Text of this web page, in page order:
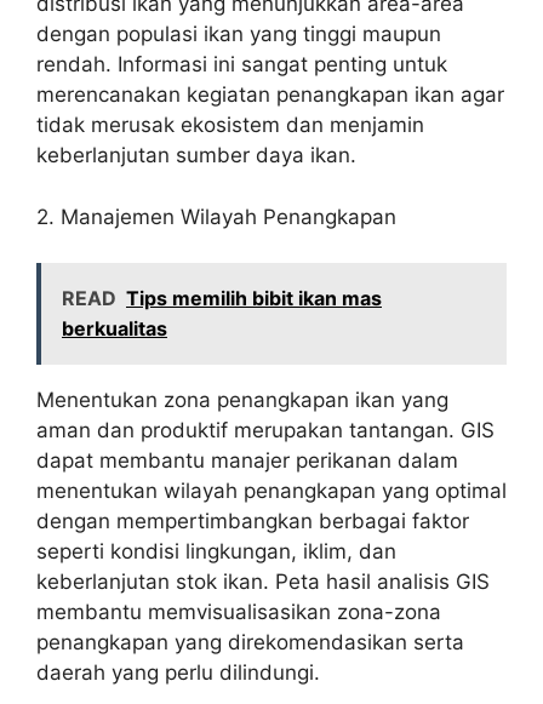
dengan populasi ikan yang tinggi maupun
rendah. Informasi ini sangat penting untuk
merencanakan kegiatan penangkapan ikan agar
tidak merusak ekosistem dan menjamin
keberlanjutan sumber daya ikan.
2. Manajemen Wilayah Penangkapan
READ Tips memilih bibit ikan mas
berkualitas
Menentukan zona penangkapan ikan yang
aman dan produktif merupakan tantangan. GIS
dapat membantu manajer perikanan dalam
menentukan wilayah penangkapan yang optimal
dengan mempertimbangkan berbagai faktor
seperti kondisi lingkungan, iklim, dan
keberlanjutan stok ikan. Peta hasil analisis GIS
membantu memvisualisasikan zona-zona
penangkapan yang direkomendasikan serta
daerah yang perlu dilindungi.